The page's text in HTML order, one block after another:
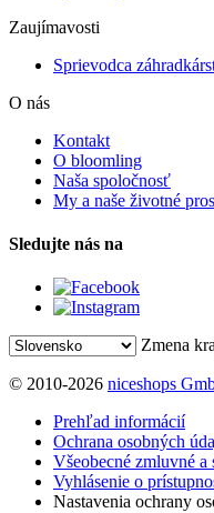
Zaujímavosti
Sprievodca
O nás
Kontakt
O bloomling
Naša spoločnosť
My a naše životné
Sledujte nás na
Zmena
© 2010-2026 niceshops
Prehľad informácií
Ochrana osobných
Všeobecné zmluvné
Vyhlásenie o
Nastavenia ochrany